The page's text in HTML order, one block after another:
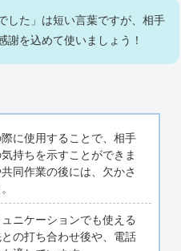
した」は短い言葉ですが、相手
謝を込めて使いましょう！
に使用することで、相手
持ちを示すことができま
同作業の後には、欠かさ
ニケーションでも使える
の打ち合わせ後や、電話